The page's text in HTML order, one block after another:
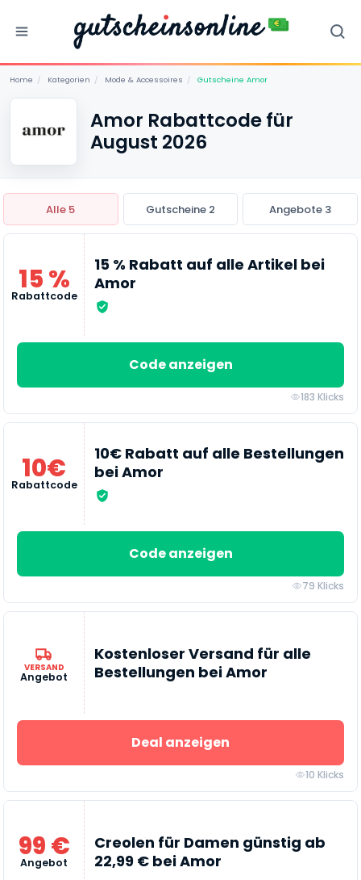
Home / Kategorien / Mode & Accessoires / Gutscheine Amor
Amor Rabattcode für
August 2026
Alle 5 Gutscheine 2 Angebote 3
15 %
Rabattcode
15 % Rabatt auf alle Artikel bei
Amor
Code anzeigen
183 Klicks
10€
Rabattcode
10€ Rabatt auf alle Bestellungen
bei Amor
Code anzeigen
79 Klicks
VERSAND
Angebot
Kostenloser Versand für alle
Bestellungen bei Amor
Deal anzeigen
10 Klicks
99 €
Angebot
Creolen für Damen günstig ab
22,99 € bei Amor